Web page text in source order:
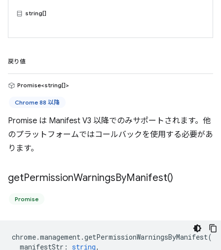
string[]
戻り値
Promise<string[]>
Chrome 88 以降
Promise は Manifest V3 以降でのみサポートされます。他
のプラットフォームではコールバックを使用する必要があ
ります。
getPermissionWarningsByManifest()
Promise
chrome.management.getPermissionWarningsByManifest(
manifestStr : string,